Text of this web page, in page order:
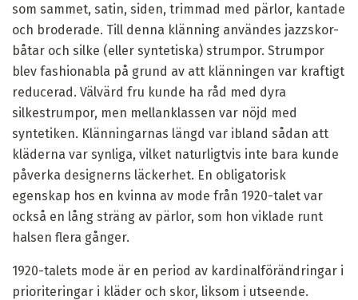
som sammet, satin, siden, trimmad med pärlor, kantade
och broderade. Till denna klänning användes jazzskor-
båtar och silke (eller syntetiska) strumpor. Strumpor
blev fashionabla på grund av att klänningen var kraftigt
reducerad. Välvärd fru kunde ha råd med dyra
silkestrumpor, men mellanklassen var nöjd med
syntetiken. Klänningarnas längd var ibland sådan att
kläderna var synliga, vilket naturligtvis inte bara kunde
påverka designerns läckerhet. En obligatorisk
egenskap hos en kvinna av mode från 1920-talet var
också en lång sträng av pärlor, som hon viklade runt
halsen flera gånger.
1920-talets mode är en period av kardinalförändringar i
prioriteringar i kläder och skor, liksom i utseende.